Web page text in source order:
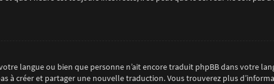
langue ou bien que personne n’ait encore traduit phpBB dans votre
à créer et partager une nouvelle traduction. Vous trouverez plus